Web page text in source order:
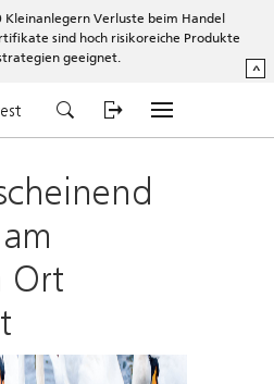
Kleinanlegern Verluste beim Handel
sind hoch risikoreiche Produkte
geeignet.
^
Ort